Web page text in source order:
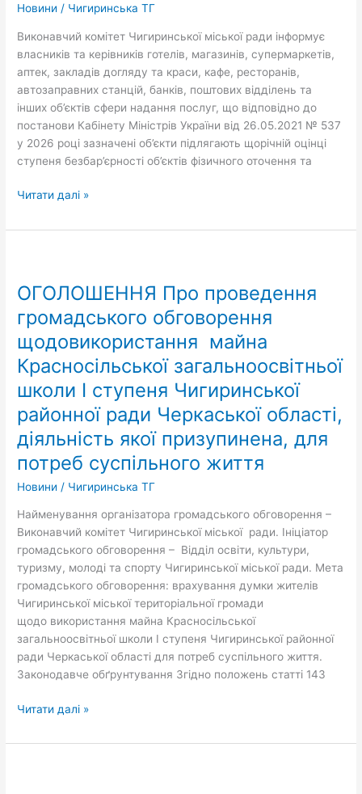
Новини / Чигиринська ТГ
Виконавчий комітет Чигиринської міської ради інформує
власників та керівників готелів, магазинів, супермаркетів,
аптек, закладів догляду та краси, кафе, ресторанів,
автозаправних станцій, банків, поштових відділень та
інших об’єктів сфери надання послуг, що відповідно до
постанови Кабінету Міністрів України від 26.05.2021 № 537
у 2026 році зазначені об’єкти підлягають щорічній оцінці
ступеня безбар’єрності об’єктів фізичного оточення та
Читати далі »
ОГОЛОШЕННЯ Про проведення
громадського обговорення
щодовикористання майна
Красносільської загальноосвітньої
школи І ступеня Чигиринської
районної ради Черкаської області,
діяльність якої призупинена, для
потреб суспільного життя
Новини / Чигиринська ТГ
Найменування організатора громадського обговорення –
Виконавчий комітет Чигиринської міської ради. Ініціатор
громадського обговорення – Відділ освіти, культури,
туризму, молоді та спорту Чигиринської міської ради. Мета
громадського обговорення: врахування думки жителів
Чигиринської міської територіальної громади
щодо використання майна Красносільської
загальноосвітньої школи І ступеня Чигиринської районної
ради Черкаської області для потреб суспільного життя.
Законодавче обґрунтування Згідно положень статті 143
проведення
обговорення
щодовикористання
майна
Красносільської
загальноосвітньої
школи
І
ступеня
Чигиринської
районної
Черкаської
області,
діяльність
якої
призупинена,
для
потреб
суспільного
життя
Читати далі »